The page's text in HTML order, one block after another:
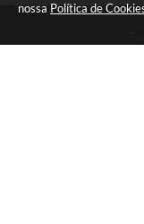
nossa Política de